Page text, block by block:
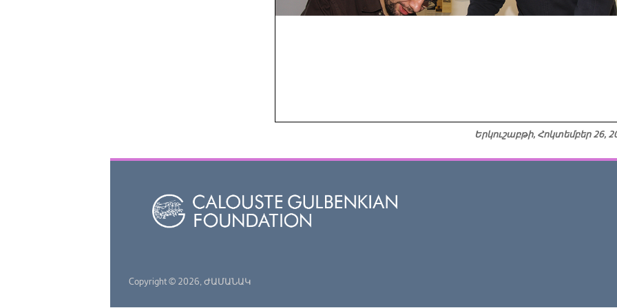
Երկուշաբթի, Հոկտեմբեր 26,
Copyright © 2026, ԺԱՄԱՆԱԿ